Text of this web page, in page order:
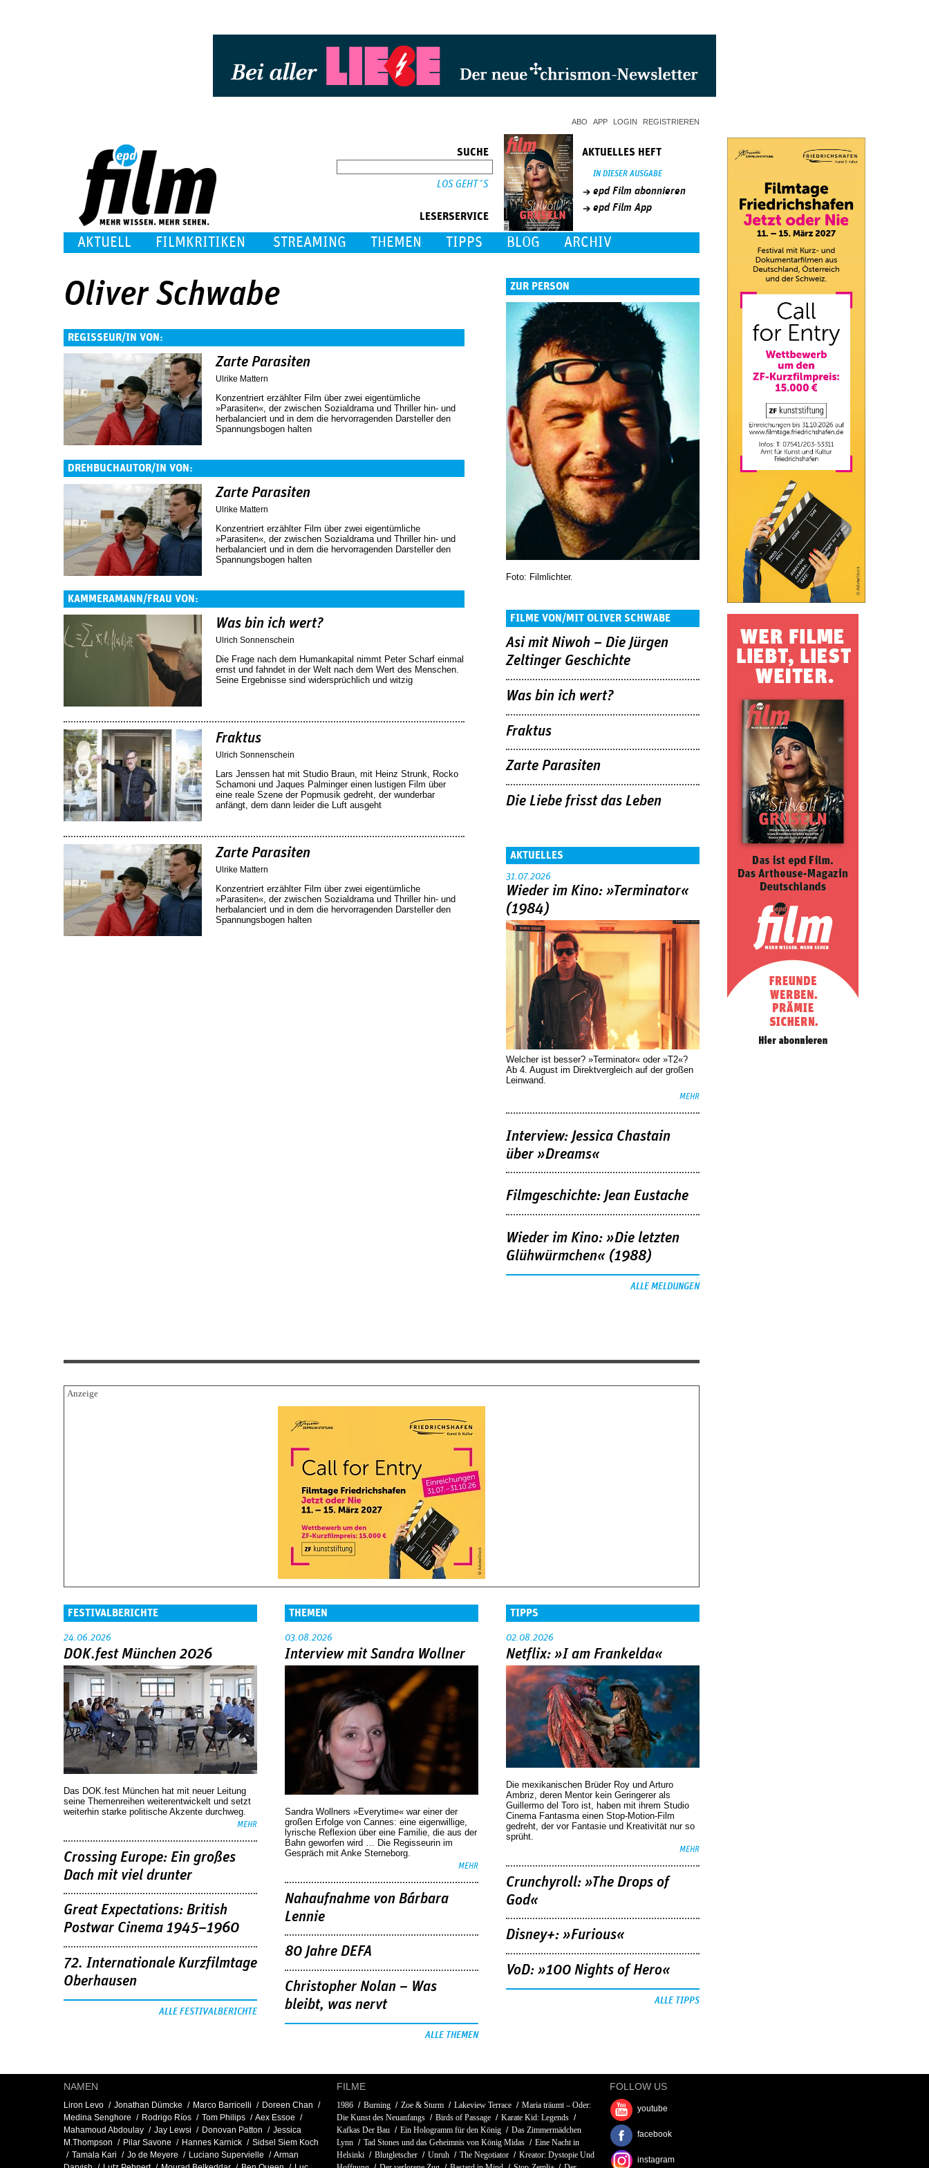
ABO APP LOGIN REGISTRIEREN
SUCHE
LESERSERVICE
AKTUELLES HEFT
IN DIESER AUSGABE
epd Film abonnieren
epd Film App
AKTUELL FILMKRITIKEN STREAMING THEMEN TIPPS BLOG ARCHIV
Oliver Schwabe
REGISSEUR/IN VON:
Zarte Parasiten
Ulrike Mattern
Konzentriert erzählter Film über zwei eigentümliche
»Parasiten«, der zwischen Sozialdrama und Thriller hin- und
herbalanciert und in dem die hervorragenden Darsteller den
Spannungsbogen halten
DREHBUCHAUTOR/IN VON:
Zarte Parasiten
Ulrike Mattern
Konzentriert erzählter Film über zwei eigentümliche
»Parasiten«, der zwischen Sozialdrama und Thriller hin- und
herbalanciert und in dem die hervorragenden Darsteller den
Spannungsbogen halten
KAMMERAMANN/FRAU VON:
Was bin ich wert?
Ulrich Sonnenschein
Die Frage nach dem Humankapital nimmt Peter Scharf einmal
ernst und fahndet in der Welt nach dem Wert des Menschen.
Seine Ergebnisse sind widersprüchlich und witzig
Fraktus
Ulrich Sonnenschein
Lars Jenssen hat mit Studio Braun, mit Heinz Strunk, Rocko
Schamoni und Jaques Palminger einen lustigen Film über
eine reale Szene der Popmusik gedreht, der wunderbar
anfängt, dem dann leider die Luft ausgeht
Zarte Parasiten
Ulrike Mattern
Konzentriert erzählter Film über zwei eigentümliche
»Parasiten«, der zwischen Sozialdrama und Thriller hin- und
herbalanciert und in dem die hervorragenden Darsteller den
Spannungsbogen halten
ZUR PERSON
Foto: Filmlichter.
FILME VON/MIT OLIVER SCHWABE
Asi mit Niwoh – Die Jürgen
Zeltinger Geschichte
Was bin ich wert?
Fraktus
Zarte Parasiten
Die Liebe frisst das Leben
AKTUELLES
31.07.2026
Wieder im Kino: »Terminator«
(1984)
Welcher ist besser? »Terminator« oder »T2«?
Ab 4. August im Direktvergleich auf der großen
Leinwand.
MEHR
Interview: Jessica Chastain
über »Dreams«
Filmgeschichte: Jean Eustache
Wieder im Kino: »Die letzten
Glühwürmchen« (1988)
ALLE MELDUNGEN
FESTIVALBERICHTE
24.06.2026
DOK.fest München 2026
Das DOK.fest München hat mit neuer Leitung
seine Themenreihen weiterentwickelt und setzt
weiterhin starke politische Akzente durchweg.
MEHR
Crossing Europe: Ein großes
Dach mit viel drunter
Great Expectations: British
Postwar Cinema 1945–1960
72. Internationale Kurzfilmtage
Oberhausen
ALLE FESTIVALBERICHTE
THEMEN
03.08.2026
Interview mit Sandra Wollner
Sandra Wollners »Everytime« war einer der
großen Erfolge von Cannes: eine eigenwillige,
lyrische Reflexion über eine ­Familie, die aus der
Bahn geworfen wird … Die Regisseurin im
Gespräch mit Anke Sterneborg.
MEHR
Nahaufnahme von Bárbara
Lennie
80 Jahre DEFA
Christopher Nolan – Was
bleibt, was nervt
ALLE THEMEN
TIPPS
02.08.2026
Netflix: »I am Frankelda«
Die mexikanischen Brüder Roy und Arturo
Ambriz, deren Mentor kein Geringerer als
Guillermo del Toro ist, haben mit ihrem Studio
Cinema Fantasma einen Stop-Motion-Film
gedreht, der vor Fantasie und Kreativität nur so
sprüht.
MEHR
Crunchyroll: »The Drops of
God«
Disney+: »Furious«
VoD: »100 Nights of Hero«
ALLE TIPPS
NAMEN
Liron Levo Jonathan Dümcke Marco Barricelli
Doreen Chan
Medina Senghore
Rodrigo Ríos Tom Philips
Aex Essoe
Mahamoud Abdoulay
Jay Lewsi Donovan Patton
Jessica
M.Thompson
Pilar Savone Hannes Karnick
Sidsel Siem Koch
Tamala Kari
Jo de Meyere Luciano Supervielle
Arman
FILME
1986 Burning Zoe & Sturm Lakeview Terrace
Maria träumt – Oder:
Die Kunst des Neuanfangs
Birds of Passage
Karate Kid: Legends
Kafkas Der Bau
Ein Hologramm für den König
Das Zimmermädchen
Lynn
Tad Stones und das Geheimnis von König Midas
Eine Nacht in
Helsinki
Blutgletscher Unruh The Negotiator
Kreator: Dystopie Und
FOLLOW US
youtube
facebook
instagram